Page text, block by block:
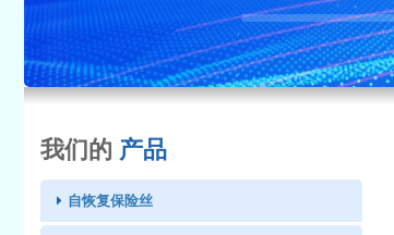
我们的 产品
自恢复保险丝